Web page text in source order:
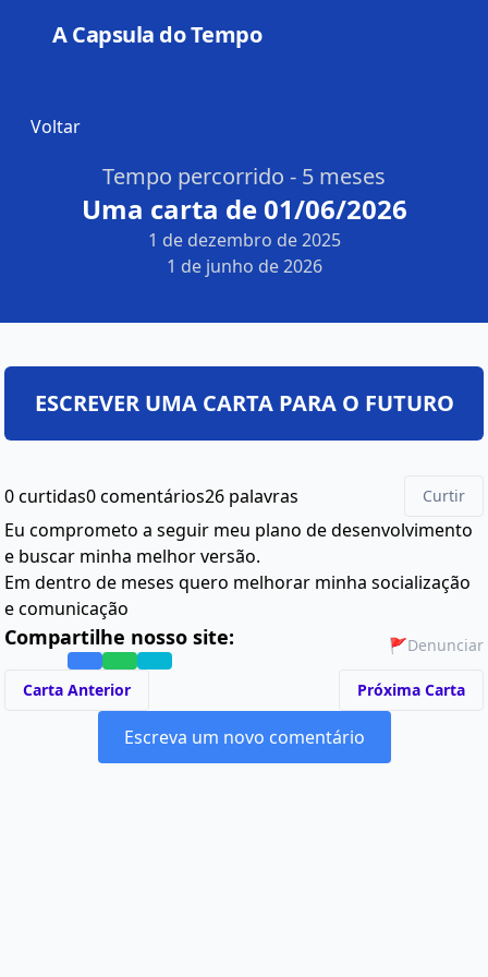
A Capsula do Tempo
Voltar
Tempo percorrido - 5 meses
Uma carta de 01/06/2026
1 de dezembro de 2025
1 de junho de 2026
0 curtidas0 comentários26 palavras Curtir
Eu comprometo a seguir meu plano de desenvolvimento
e buscar minha melhor versão.
Em dentro de meses quero melhorar minha socialização
e comunicação
Compartilhe nosso site: 🚩Denunciar
Carta Anterior Próxima Carta
Escreva um novo comentário
ESCREVER UMA CARTA PARA O FUTURO